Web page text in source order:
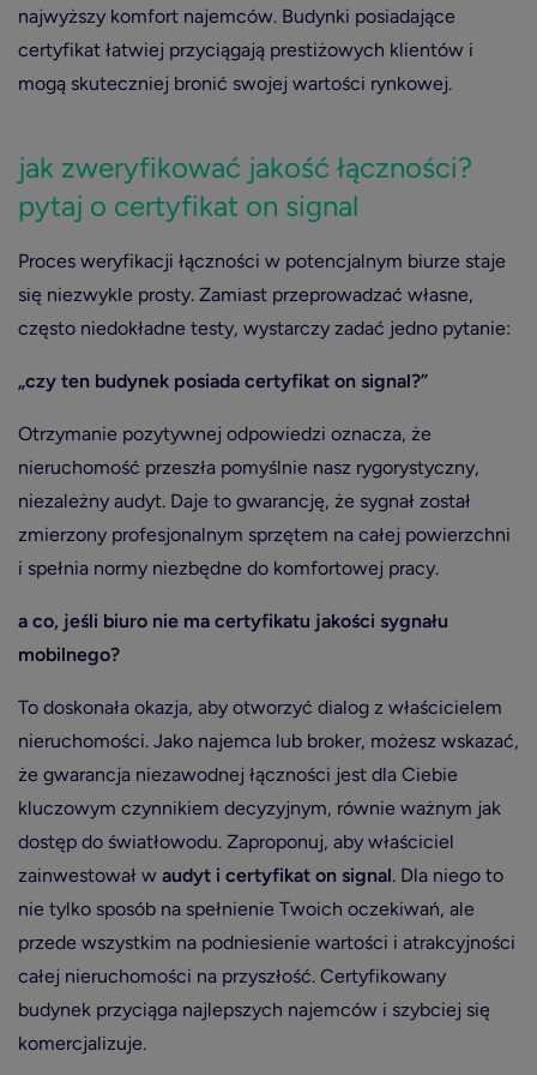
najwyższy komfort najemców. Budynki posiadające
certyfikat łatwiej przyciągają prestiżowych klientów i
mogą skuteczniej bronić swojej wartości rynkowej.
jak zweryfikować jakość łączności?
pytaj o certyfikat on signal
Proces weryfikacji łączności w potencjalnym biurze staje
się niezwykle prosty. Zamiast przeprowadzać własne,
często niedokładne testy, wystarczy zadać jedno pytanie:
„czy ten budynek posiada certyfikat on signal?”
Otrzymanie pozytywnej odpowiedzi oznacza, że
nieruchomość przeszła pomyślnie nasz rygorystyczny,
niezależny audyt. Daje to gwarancję, że sygnał został
zmierzony profesjonalnym sprzętem na całej powierzchni
i spełnia normy niezbędne do komfortowej pracy.
a co, jeśli biuro nie ma certyfikatu jakości sygnału
mobilnego?
To doskonała okazja, aby otworzyć dialog z właścicielem
nieruchomości. Jako najemca lub broker, możesz wskazać,
że gwarancja niezawodnej łączności jest dla Ciebie
kluczowym czynnikiem decyzyjnym, równie ważnym jak
dostęp do światłowodu. Zaproponuj, aby właściciel
zainwestował w audyt i certyfikat on signal. Dla niego to
nie tylko sposób na spełnienie Twoich oczekiwań, ale
przede wszystkim na podniesienie wartości i atrakcyjności
całej nieruchomości na przyszłość. Certyfikowany
budynek przyciąga najlepszych najemców i szybciej się
komercjalizuje.